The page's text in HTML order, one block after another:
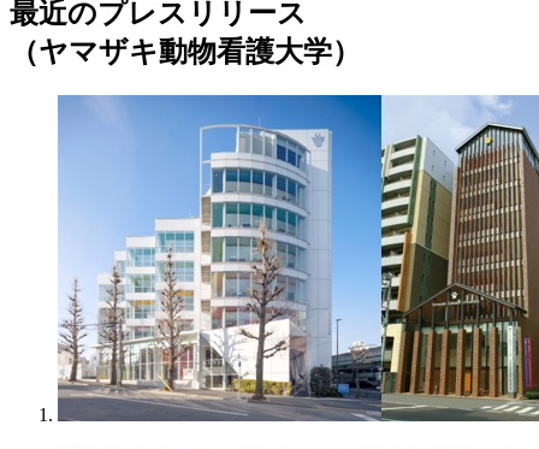
最近のプレスリリース
（ヤマザキ動物看護大学）